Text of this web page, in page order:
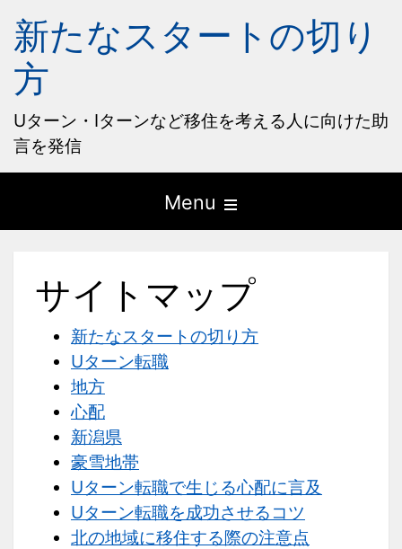
新たなスタートの切り
方
Uターン・Iターンなど移住を考える人に向けた助
言を発信
Menu
the
menu
サイトマップ
新たなスタートの切り方
Uターン転職
地方
心配
新潟県
豪雪地帯
Uターン転職で生じる心配に言及
Uターン転職を成功させるコツ
北の地域に移住する際の注意点